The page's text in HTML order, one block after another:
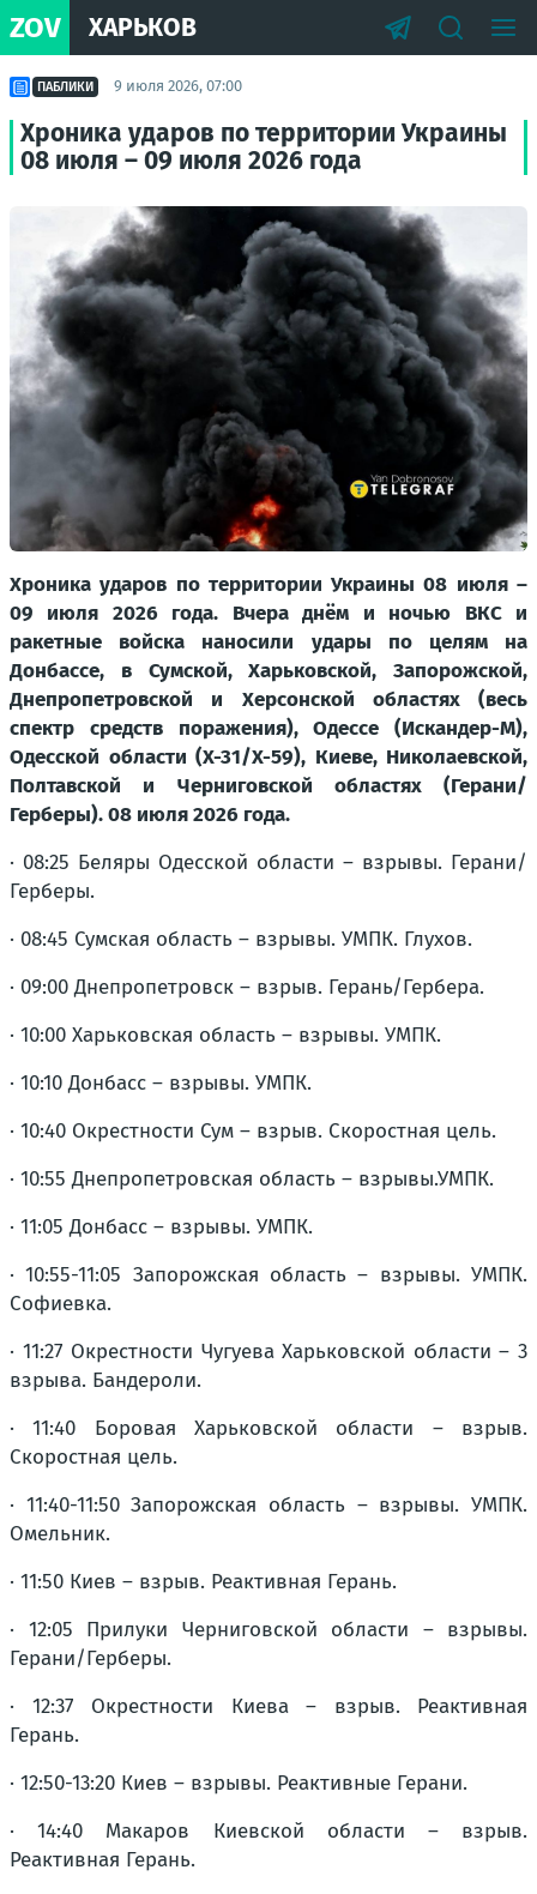
ZOV ХАРЬКОВ
ПАБЛИКИ 9 июля 2026, 07:00
Хроника ударов по территории Украины
08 июля – 09 июля 2026 года
Хроника ударов по территории Украины 08 июля –
09 июля 2026 года. Вчера днём и ночью ВКС и
ракетные войска наносили удары по целям на
Донбассе, в Сумской, Харьковской, Запорожской,
Днепропетровской и Херсонской областях (весь
спектр средств поражения), Одессе (Искандер-М),
Одесской области (Х-31/Х-59), Киеве, Николаевской,
Полтавской и Черниговской областях (Герани/
Герберы). 08 июля 2026 года.
· 08:25 Беляры Одесской области – взрывы. Герани/
Герберы.
· 08:45 Сумская область – взрывы. УМПК. Глухов.
· 09:00 Днепропетровск – взрыв. Герань/Гербера.
· 10:00 Харьковская область – взрывы. УМПК.
· 10:10 Донбасс – взрывы. УМПК.
· 10:40 Окрестности Сум – взрыв. Скоростная цель.
· 10:55 Днепропетровская область – взрывы.УМПК.
· 11:05 Донбасс – взрывы. УМПК.
· 10:55-11:05 Запорожская область – взрывы. УМПК.
Софиевка.
· 11:27 Окрестности Чугуева Харьковской области – 3
взрыва. Бандероли.
· 11:40 Боровая Харьковской области – взрыв.
Скоростная цель.
· 11:40-11:50 Запорожская область – взрывы. УМПК.
Омельник.
· 11:50 Киев – взрыв. Реактивная Герань.
· 12:05 Прилуки Черниговской области – взрывы.
Герани/Герберы.
· 12:37 Окрестности Киева – взрыв. Реактивная
Герань.
· 12:50-13:20 Киев – взрывы. Реактивные Герани.
· 14:40 Макаров Киевской области – взрыв.
Реактивная Герань.